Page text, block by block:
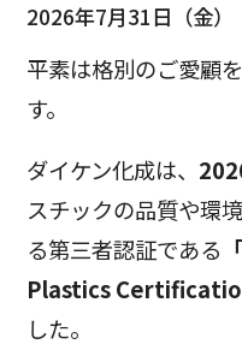
2026年7月31日（金）
平素は格別のご愛顧
す。
ダイケン化成は、
スチックの品質や環
る第三者認証である
Plastics
した。